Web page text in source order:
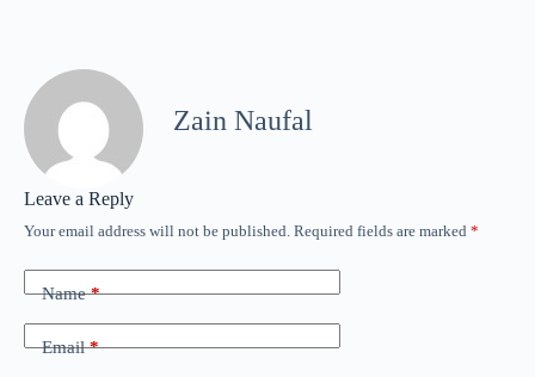
Zain Naufal
Leave a Reply
Your email address will not be published. Required fields are marked *
Name*
Email*